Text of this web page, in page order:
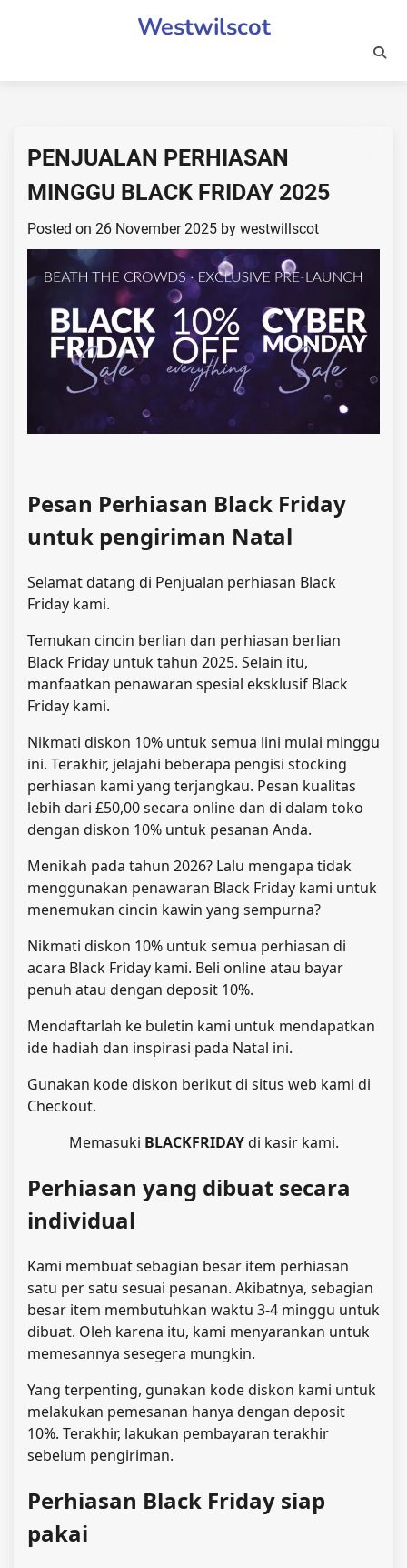
Westwilscot
PENJUALAN PERHIASAN
MINGGU BLACK FRIDAY 2025
Posted on 26 November 2025 by westwillscot
Pesan Perhiasan Black Friday
untuk pengiriman Natal
Selamat datang di Penjualan perhiasan Black
Friday kami.
Temukan cincin berlian dan perhiasan berlian
Black Friday untuk tahun 2025. Selain itu,
manfaatkan penawaran spesial eksklusif Black
Friday kami.
Nikmati diskon 10% untuk semua lini mulai minggu
ini. Terakhir, jelajahi beberapa pengisi stocking
perhiasan kami yang terjangkau. Pesan kualitas
lebih dari £50,00 secara online dan di dalam toko
dengan diskon 10% untuk pesanan Anda.
Menikah pada tahun 2026? Lalu mengapa tidak
menggunakan penawaran Black Friday kami untuk
menemukan cincin kawin yang sempurna?
Nikmati diskon 10% untuk semua perhiasan di
acara Black Friday kami. Beli online atau bayar
penuh atau dengan deposit 10%.
Mendaftarlah ke buletin kami untuk mendapatkan
ide hadiah dan inspirasi pada Natal ini.
Gunakan kode diskon berikut di situs web kami di
Checkout.
Memasuki BLACKFRIDAYdi kasir kami.
Perhiasan yang dibuat secara
individual
Kami membuat sebagian besar item perhiasan
satu per satu sesuai pesanan. Akibatnya, sebagian
besar item membutuhkan waktu 3-4 minggu untuk
dibuat. Oleh karena itu, kami menyarankan untuk
memesannya sesegera mungkin.
Yang terpenting, gunakan kode diskon kami untuk
melakukan pemesanan hanya dengan deposit
10%. Terakhir, lakukan pembayaran terakhir
sebelum pengiriman.
Perhiasan Black Friday siap
pakai